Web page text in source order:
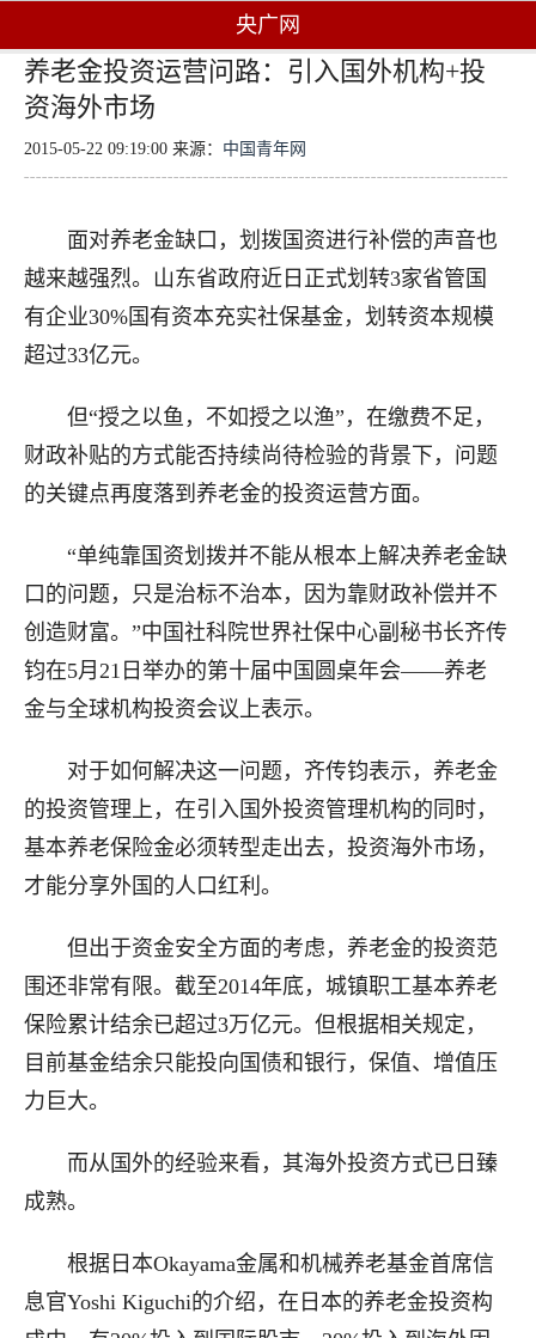
央广网
养老金投资运营问路：引入国外机构+投
资海外市场
2015-05-22 09:19:00 来源： 中国青年网
面对养老金缺口，划拨国资进行补偿的声音也
越来越强烈。山东省政府近日正式划转3家省管国
有企业30%国有资本充实社保基金，划转资本规模
超过33亿元。
但“授之以鱼，不如授之以渔”，在缴费不足，
财政补贴的方式能否持续尚待检验的背景下，问题
的关键点再度落到养老金的投资运营方面。
“单纯靠国资划拨并不能从根本上解决养老金缺
口的问题，只是治标不治本，因为靠财政补偿并不
创造财富。”中国社科院世界社保中心副秘书长齐传
钧在5月21日举办的第十届中国圆桌年会——养老
金与全球机构投资会议上表示。
对于如何解决这一问题，齐传钧表示，养老金
的投资管理上，在引入国外投资管理机构的同时，
基本养老保险金必须转型走出去，投资海外市场，
才能分享外国的人口红利。
但出于资金安全方面的考虑，养老金的投资范
围还非常有限。截至2014年底，城镇职工基本养老
保险累计结余已超过3万亿元。但根据相关规定，
目前基金结余只能投向国债和银行，保值、增值压
力巨大。
而从国外的经验来看，其海外投资方式已日臻
成熟。
根据日本Okayama金属和机械养老基金首席信
息官Yoshi Kiguchi的介绍，在日本的养老金投资构